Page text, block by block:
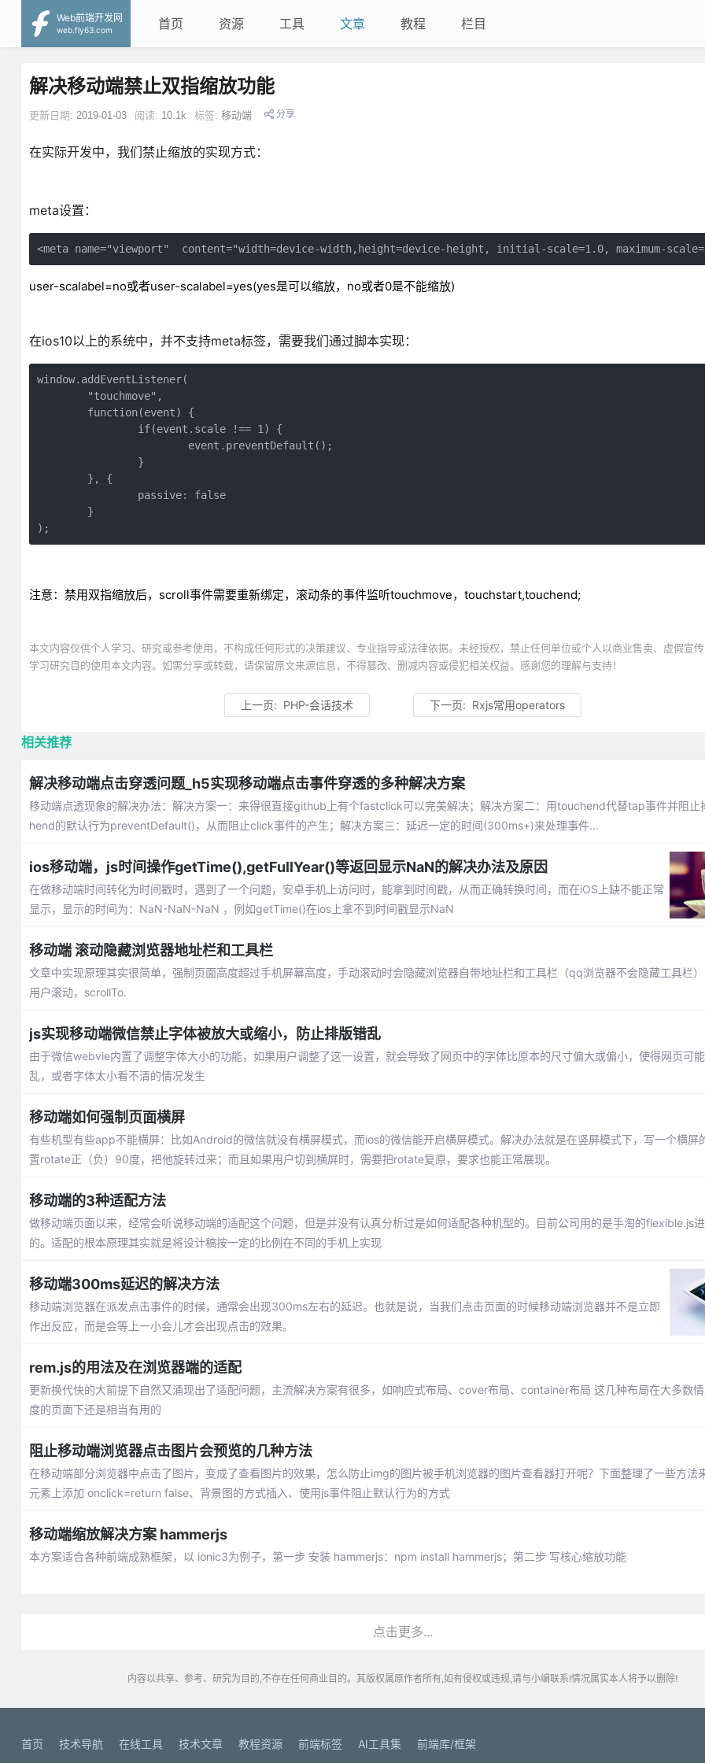
Web前端开发网
web.fly63.com
首页 资源 工具 文章 教程 栏目
解决移动端禁止双指缩放功能
更新日期: 2019-01-03 阅读: 10.1k 标签: 移动端 分享
在实际开发中，我们禁止缩放的实现方式：
meta设置：
<meta name="viewport"  content="width=device-width,height=device-height, initial-scale=1.0, maximum-
user-scalabel=no或者user-scalabel=yes(yes是可以缩放，no或者0是不能缩放)
在ios10以上的系统中，并不支持meta标签，需要我们通过脚本实现：
window.addEventListener(
);
注意：禁用双指缩放后，scroll事件需要重新绑定，滚动条的事件监听touchmove，touchstart,touchend;
本文内容仅供个人学习、研究或参考使用，不构成任何形式的决策建议、专业指导或法律依据。未经授权，禁止任何单位或个人以商业售卖、虚假宣
学习研究目的使用本文内容。如需分享或转载，请保留原文来源信息，不得篡改、删减内容或侵犯相关权益。感谢您的理解与支持！
上一页: PHP-会话技术 下一页: Rxjs常用operators
相关推荐
解决移动端点击穿透问题_h5实现移动端点击事件穿透的多种解决方案
移动端点透现象的解决办法：解决方案一：来得很直接github上有个fastclick可以完美解决；解决方案二：用touchend代替tap事件并阻止
hend的默认行为preventDefault()，从而阻止click事件的产生；解决方案三：延迟一定的时间(300ms+)来处理事件...
ios移动端，js时间操作getTime(),getFullYear()等返回显示NaN的解决办法及原因
在做移动端时间转化为时间戳时，遇到了一个问题，安卓手机上访问时，能拿到时间戳，从而正确转换时间，而在iOS上缺不能正常
显示，显示的时间为：NaN-NaN-NaN ，例如getTime()在ios上拿不到时间戳显示NaN
移动端 滚动隐藏浏览器地址栏和工具栏
文章中实现原理其实很简单，强制页面高度超过手机屏幕高度，手动滚动时会隐藏浏览器自带地址栏和工具栏（qq浏览器不会隐藏工具栏
用户滚动，scrollTo.
js实现移动端微信禁止字体被放大或缩小，防止排版错乱
由于微信webvie内置了调整字体大小的功能，如果用户调整了这一设置，就会导致了网页中的字体比原本的尺寸偏大或偏小，使得网页可
乱，或者字体太小看不清的情况发生
移动端如何强制页面横屏
有些机型有些app不能横屏：比如Android的微信就没有横屏模式，而ios的微信能开启横屏模式。解决办法就是在竖屏模式下，写一个横屏
置rotate正（负）90度，把他旋转过来；而且如果用户切到横屏时，需要把rotate复原，要求也能正常展现。
移动端的3种适配方法
做移动端页面以来，经常会听说移动端的适配这个问题，但是并没有认真分析过是如何适配各种机型的。目前公司用的是手淘的flexible.js
的。适配的根本原理其实就是将设计稿按一定的比例在不同的手机上实现
移动端300ms延迟的解决方法
移动端浏览器在派发点击事件的时候，通常会出现300ms左右的延迟。也就是说，当我们点击页面的时候移动端浏览器并不是立即
作出反应，而是会等上一小会儿才会出现点击的效果。
rem.js的用法及在浏览器端的适配
更新换代快的大前提下自然又涌现出了适配问题，主流解决方案有很多，如响应式布局、cover布局、container布局 这几种布局在大多数
度的页面下还是相当有用的
阻止移动端浏览器点击图片会预览的几种方法
在移动端部分浏览器中点击了图片，变成了查看图片的效果，怎么防止img的图片被手机浏览器的图片查看器打开呢？下面整理了一些方法
元素上添加 onclick=return false、背景图的方式插入、使用js事件阻止默认行为的方式
移动端缩放解决方案 hammerjs
本方案适合各种前端成熟框架，以 ionic3为例子，第一步 安装 hammerjs：npm install hammerjs；第二步 写核心缩放功能
点击更多...
内容以共享、参考、研究为目的,不存在任何商业目的。其版权属原作者所有,如有侵权或违规,请与小编联系!情况属实本人将予以删除!
首页 技术导航 在线工具 技术文章 教程资源 前端标签 AI工具集 前端库/框架